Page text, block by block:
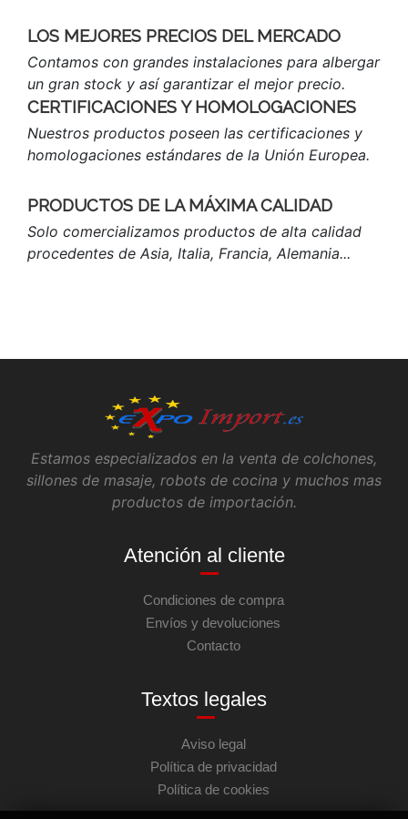
LOS MEJORES PRECIOS DEL MERCADO
Contamos con grandes instalaciones para albergar
un gran stock y así garantizar el mejor precio.
CERTIFICACIONES Y HOMOLOGACIONES
Nuestros productos poseen las certificaciones y
homologaciones estándares de la Unión Europea.
PRODUCTOS DE LA MÁXIMA CALIDAD
Solo comercializamos productos de alta calidad
procedentes de Asia, Italia, Francia, Alemania...
Estamos especializados en la venta de colchones,
sillones de masaje, robots de cocina y muchos mas
productos de importación.
Atención al cliente
Condiciones de compra
Envíos y devoluciones
Contacto
Textos legales
Aviso legal
Política de privacidad
Política de cookies